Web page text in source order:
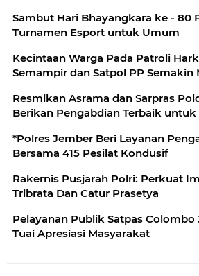
Sambut Hari Bhayangkara ke - 80
Turnamen Esport untuk Umum
Kecintaan Warga Pada Patroli
Semampir dan Satpol PP Semakin
Resmikan Asrama dan Sarpras
Berikan Pengabdian Terbaik
*Polres Jember Beri Layanan
Bersama 415 Pesilat Kondusif
Rakernis Pusjarah Polri: Perkuat
Tribrata Dan Catur Prasetya
Pelayanan Publik Satpas Colombo
Tuai Apresiasi Masyarakat